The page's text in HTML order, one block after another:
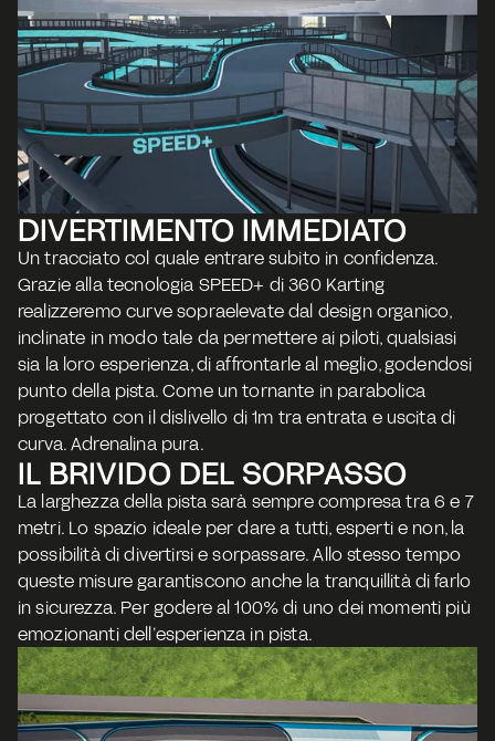
IL BRIVIDO DEL SORPASSO
La larghezza della pista sarà sempre compresa tra 6 e 7
metri. Lo spazio ideale per dare a tutti, esperti e non, la
possibilità di divertirsi e sorpassare. Allo stesso tempo
queste misure garantiscono anche la tranquillità di farlo
in sicurezza. Per godere al 100% di uno dei momenti più
emozionanti dell’esperienza in pista.
DIVERTIMENTO IMMEDIATO
Un tracciato col quale entrare subito in confidenza.
Grazie alla tecnologia SPEED+ di 360 Karting
realizzeremo curve sopraelevate dal design organico,
inclinate in modo tale da permettere ai piloti, qualsiasi
sia la loro esperienza, di affrontarle al meglio, godendosi
punto della pista. Come un tornante in parabolica
progettato con il dislivello di 1m tra entrata e uscita di
curva. Adrenalina pura.